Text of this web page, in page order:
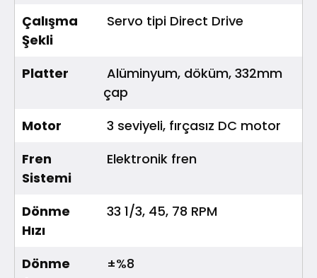
Çalışma
Şekli
Servo tipi Direct Drive
Platter
Alüminyum, döküm, 332mm
çap
Motor
3 seviyeli, fırçasız DC motor
Fren
Sistemi
Elektronik fren
Dönme
Hızı
33 1/3, 45, 78 RPM
Dönme
±%8